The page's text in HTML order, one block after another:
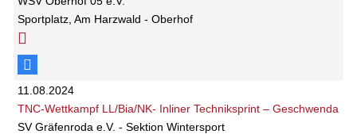
Sportplatz, Am Harzwald - Oberhof
11.08.2024
TNC-Wettkampf LL/Bia/NK- Inliner Techniksprint – Geschwenda
SV Gräfenroda e.V. - Sektion Wintersport